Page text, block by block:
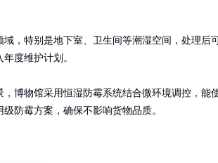
，特别是地下室、卫生间等潮湿空间，处理后
度维护计划。
博物馆采用恒湿防霉系统结合微环境调控，能
防霉方案，确保不影响货物品质。